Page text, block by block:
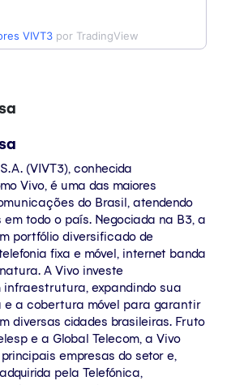
VIVT3 por TradingView
(VIVT3), conhecida
Vivo, é uma das maiores
do Brasil, atendendo
todo o país. Negociada na B3, a
portfólio diversificado de
fixa e móvel, internet banda
A Vivo investe
expandindo sua
e a cobertura móvel para garantir
diversas cidades brasileiras. Fruto
e a Global Telecom, a Vivo
empresas do setor e,
pela Telefónica,